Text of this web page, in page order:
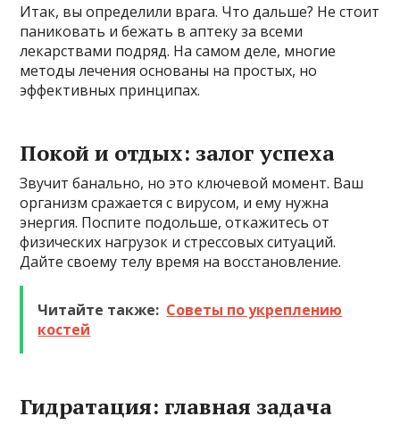
Итак, вы определили врага. Что дальше? Не стоит
паниковать и бежать в аптеку за всеми
лекарствами подряд. На самом деле, многие
методы лечения основаны на простых, но
эффективных принципах.
Покой и отдых: залог успеха
Звучит банально, но это ключевой момент. Ваш
организм сражается с вирусом, и ему нужна
энергия. Поспите подольше, откажитесь от
физических нагрузок и стрессовых ситуаций.
Дайте своему телу время на восстановление.
Читайте также: Советы по укреплению
костей
Гидратация: главная задача